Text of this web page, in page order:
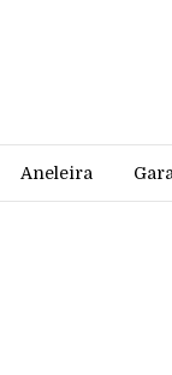
Aneleira